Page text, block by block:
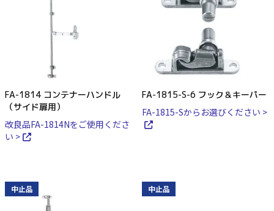
FA-1814 コンテナーハンドル
（サイド扉用）
改良品FA-1814Nをご使用くださ
い >
FA-1815-S-6 フック＆キーパー
FA-1815-Sからお選びください >
中止品 中止品